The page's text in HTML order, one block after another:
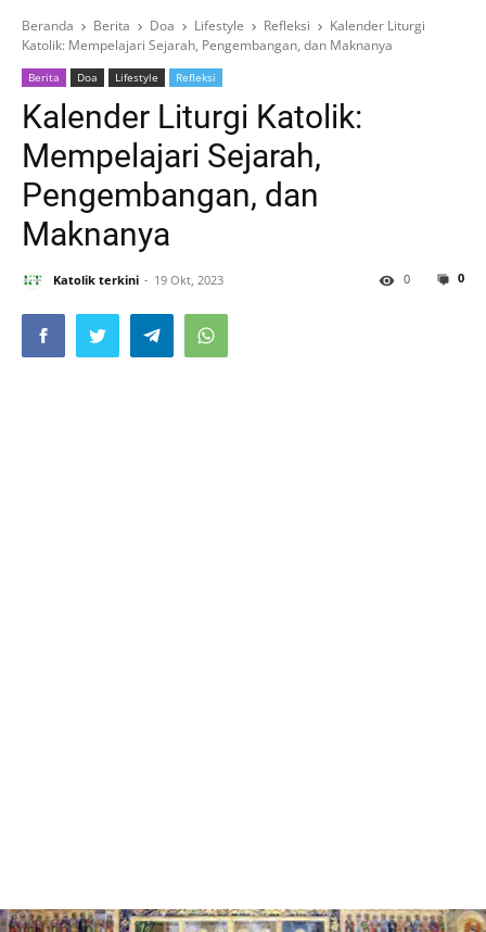
Beranda Berita Doa Lifestyle Refleksi
Kalender Liturgi
Katolik: Mempelajari Sejarah, Pengembangan, dan Maknanya
Berita Doa Lifestyle Refleksi
Kalender Liturgi Katolik:
Mempelajari Sejarah,
Pengembangan, dan
Maknanya
Katolik terkini 19 Okt, 2023 0
0